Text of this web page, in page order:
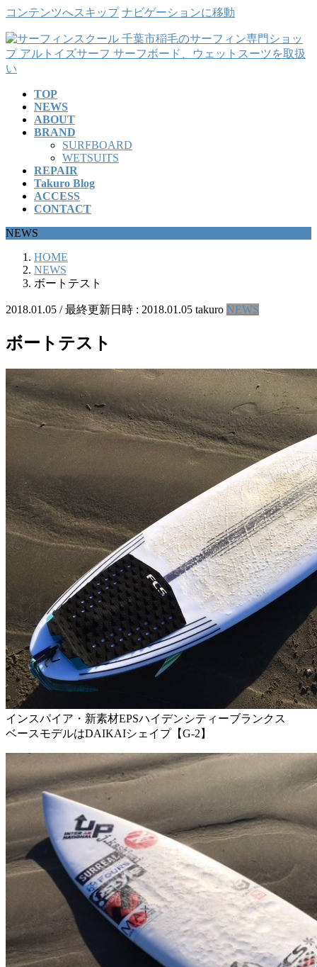
コンテンツへスキップ ナビゲーションに移動
TOP
NEWS
ABOUT
BRAND
SURFBOARD
WETSUITS
REPAIR
Takuro Blog
ACCESS
CONTACT
NEWS
HOME
NEWS
ボートテスト
2018.01.05 / 最終更新日時 : 2018.01.05 takuro NEWS
ボートテスト
インスパイア・新素材EPSハイデンシティーブランクス
ベースモデルはDAIKAIシェイプ【G-2】